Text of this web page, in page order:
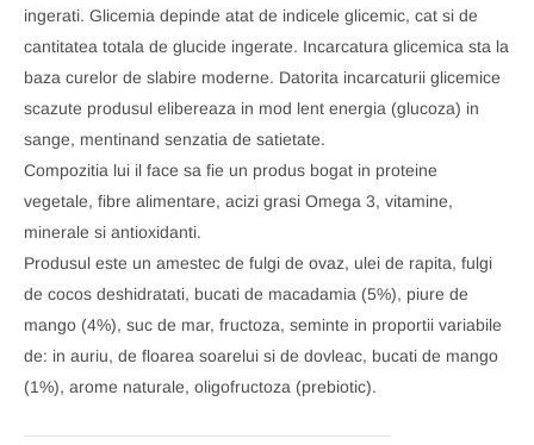
ingerati. Glicemia depinde atat de indicele glicemic, cat si de
cantitatea totala de glucide ingerate. Incarcatura glicemica sta la
baza curelor de slabire moderne. Datorita incarcaturii glicemice
scazute produsul elibereaza in mod lent energia (glucoza) in
sange, mentinand senzatia de satietate.
Compozitia lui il face sa fie un produs bogat in proteine
vegetale, fibre alimentare, acizi grasi Omega 3, vitamine,
minerale si antioxidanti.
Produsul este un amestec de fulgi de ovaz, ulei de rapita, fulgi
de cocos deshidratati, bucati de macadamia (5%), piure de
mango (4%), suc de mar, fructoza, seminte in proportii variabile
de: in auriu, de floarea soarelui si de dovleac, bucati de mango
(1%), arome naturale, oligofructoza (prebiotic).